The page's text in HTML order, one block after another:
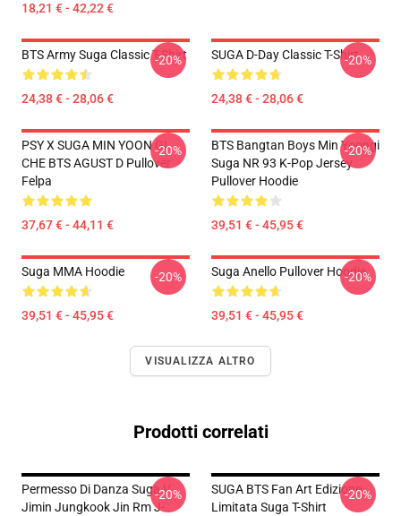
18,21 € - 42,22 €
BTS Army Suga Classic T-Shirt
24,38 € - 28,06 €
-20% SUGA D-Day Classic T-Shirt
24,38 € - 28,06 €
-20%
PSY X SUGA MIN YOON GI
CHE BTS AGUST D Pullover
Felpa
37,67 € - 44,11 €
-20%
BTS Bangtan Boys Min Yoongi
Suga NR 93 K-Pop Jersey
Pullover Hoodie
39,51 € - 45,95 €
-20%
Suga MMA Hoodie
39,51 € - 45,95 €
-20% Suga Anello Pullover Hoodie
39,51 € - 45,95 €
-20%
VISUALIZZA ALTRO
Prodotti correlati
Permesso Di Danza Suga V
Jimin Jungkook Jin Rm J-
-20%
SUGA BTS Fan Art Edizione
Limitata Suga T-Shirt
-20%